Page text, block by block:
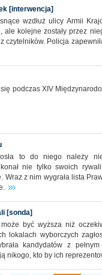
[interwencja]
wzdłuż ulicy Armii
ale kolejne zostały przez
czytelników. Policja
podczas XIV
to do niego należy
nie tylko swoich
z nim wygrała lista
[sonda]
być wyższa niż
lokalach wyborczych
kandydatów z
nikogo, kto by ich